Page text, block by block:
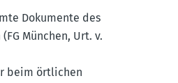
Dokumente des
München, Urt. v.
beim örtlichen